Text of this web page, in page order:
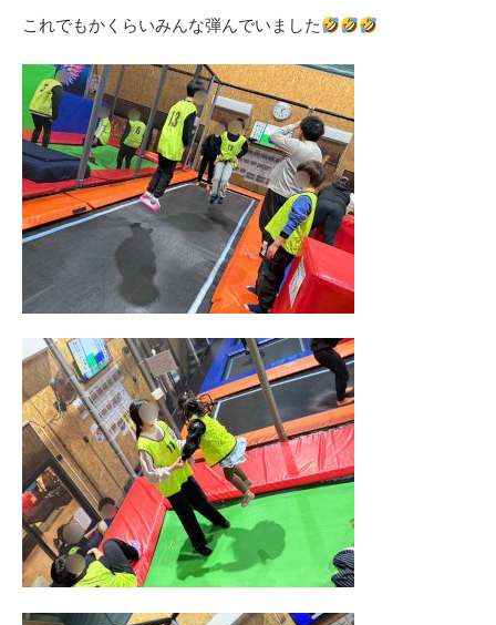
これでもかくらいみんな弾んでいました